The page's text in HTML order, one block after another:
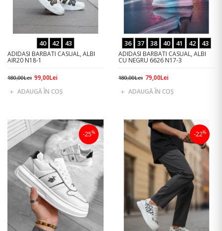
40 42 43
ADIDASI BARBATI CASUAL, ALBI
AIR20 N18-1
180,00Lei 99,00Lei
ADAUGĂ ÎN COŞ
36 37 38 40 41 42 43
ADIDASI BARBATI CASUAL, ALBI
CU NEGRU 6626 N17-3
180,00Lei 79,00Lei
ADAUGĂ ÎN COŞ
-25% -22%